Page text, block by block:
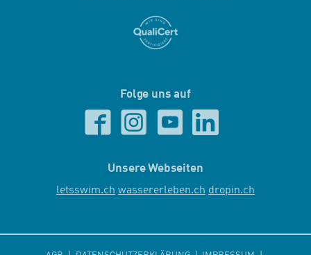
Folge uns auf
Unsere Webseiten
letsswim.ch wassererleben.ch dropin.ch